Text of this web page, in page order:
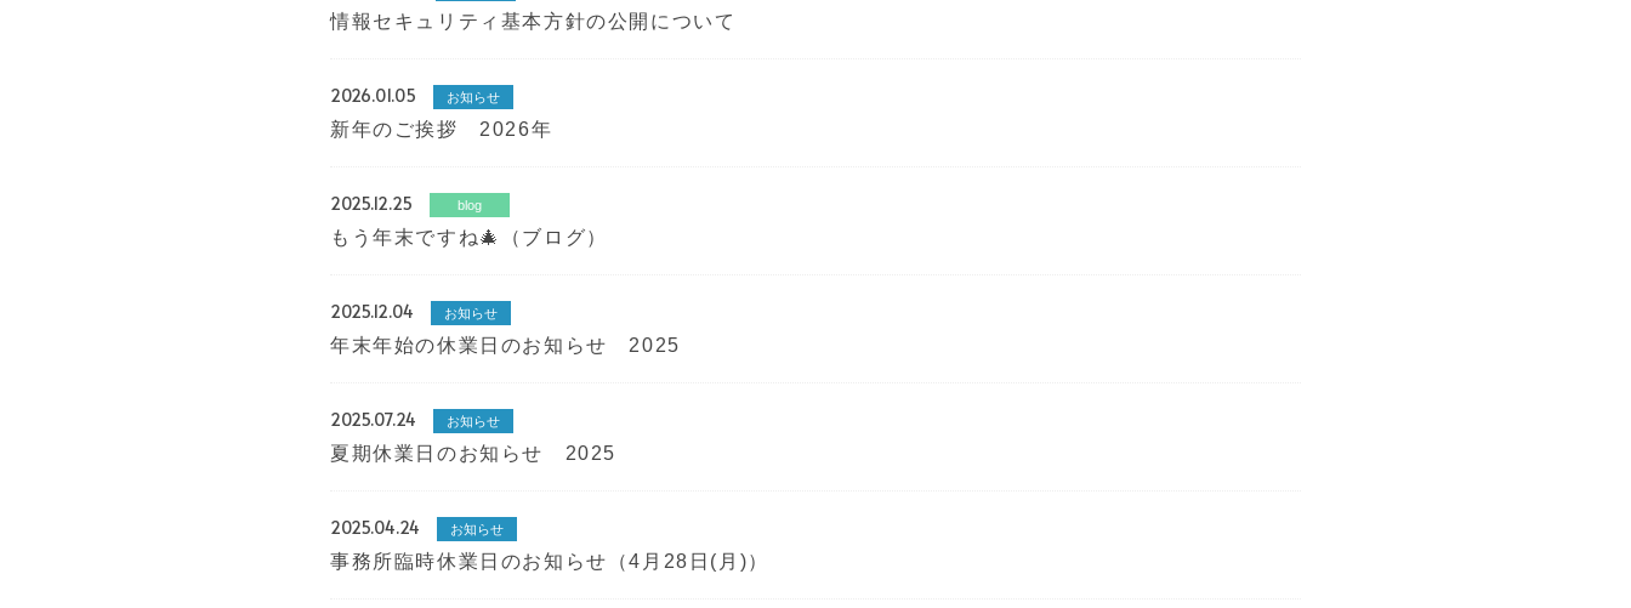
情報セキュリティ基本方針の公開について
2026.01.05 お知らせ
新年のご挨拶 2026年
2025.12.25 blog
もう年末ですね🎄（ブログ）
2025.12.04 お知らせ
年末年始の休業日のお知らせ 2025
2025.07.24 お知らせ
夏期休業日のお知らせ 2025
2025.04.24 お知らせ
事務所臨時休業日のお知らせ（4月28日(月)）